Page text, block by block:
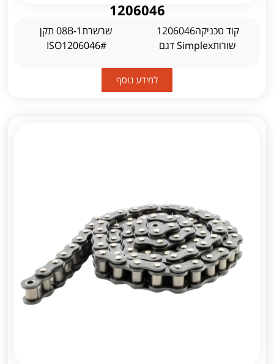
1206046
קוד טכניקה1206046
שורותSimplex דגם
שרשרת08B-1 תקן
ISO1206046#
למידע נוסף